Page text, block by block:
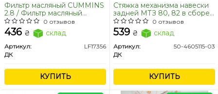
Фильтр масляный CUMMINS
2.8 / Фильтр масляный
Газель NEXT,Бизнес
дв.Cummins ISF 2.8 <ДК>
0 отзывов
436 ₴ склад
Артикул:
LF17356
ДК
КУПИТЬ
Стяжка механизма навески
задней МТЗ 80, 82 в сборе
с серьгами и проушиной
(усиленная) <ДК>
0 отзывов
539 ₴ склад
Артикул:
50-4605115-03
ДК
КУПИТЬ